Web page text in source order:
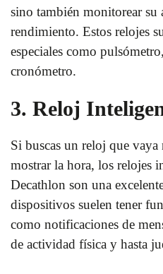
sino también monitorear
rendimiento. Estos relojes
especiales como
cronómetro.
3. Reloj
Si buscas un reloj que vaya
mostrar la hora, los relojes
Decathlon son una
dispositivos suelen tener
como notificaciones de
de actividad física y hasta